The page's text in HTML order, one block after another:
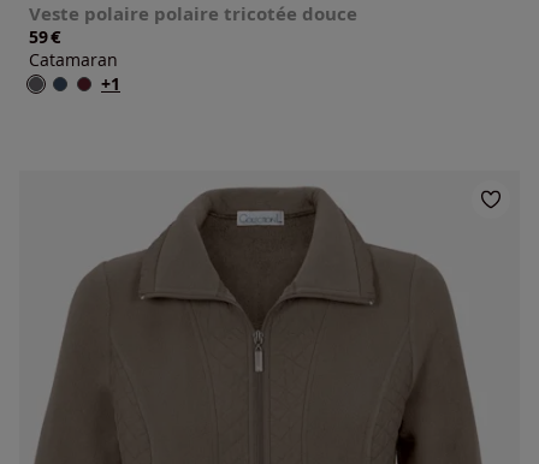
Veste polaire polaire tricotée douce
59€
Catamaran
+1